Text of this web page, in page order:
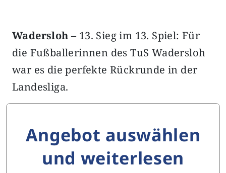
Wadersloh – 13. Sieg im 13. Spiel: Für
die Fußballerinnen des TuS Wadersloh
war es die perfekte Rückrunde in der
Landesliga.
Angebot auswählen
und weiterlesen